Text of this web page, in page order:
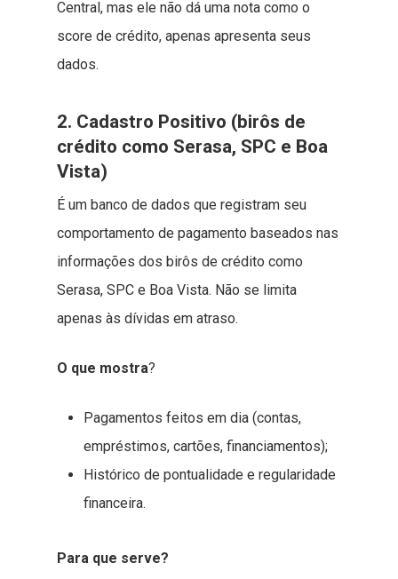
Central, mas ele não dá uma nota como o
score de crédito, apenas apresenta seus
dados.
2. Cadastro Positivo (birôs de
crédito como Serasa, SPC e Boa
Vista)
É um banco de dados que registram seu
comportamento de pagamento baseados nas
informações dos birôs de crédito como
Serasa, SPC e Boa Vista. Não se limita
apenas às dívidas em atraso.
O que mostra?
Pagamentos feitos em dia (contas,
empréstimos, cartões, financiamentos);
Histórico de pontualidade e regularidade
financeira.
Para que serve?